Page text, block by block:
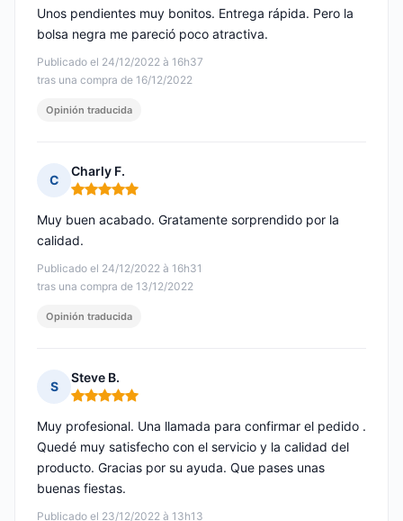
Publicado el 24/12/2022 à 16h37
tras una compra de 16/12/2022
Unos pendientes muy bonitos. Entrega rápida. Pero la
bolsa negra me pareció poco atractiva.
Opinión traducida
C
Charly F.
Nota: 5 de 5
Publicado el 24/12/2022 à 16h31
tras una compra de 13/12/2022
Muy buen acabado. Gratamente sorprendido por la
calidad.
Opinión traducida
S
Steve B.
Nota: 5 de 5
Publicado el 23/12/2022 à 13h13
Muy profesional. Una llamada para confirmar el pedido .
Quedé muy satisfecho con el servicio y la calidad del
producto. Gracias por su ayuda. Que pases unas
buenas fiestas.